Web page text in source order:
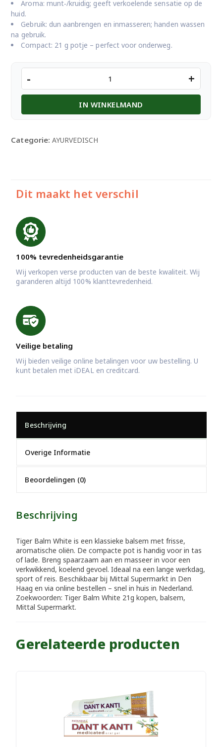
Aroma: munt‑/kruidig; geeft verkoelende sensatie op de
huid.
Gebruik: dun aanbrengen en inmasseren; handen wassen
na gebruik.
Compact: 21 g potje – perfect voor onderweg.
balm
white
aantal
- +
IN WINKELMAND
Categorie: AYURVEDISCH
Dit maakt het verschil
100% tevredenheidsgarantie
Wij verkopen verse producten van de beste kwaliteit. Wij
garanderen altijd 100% klanttevredenheid.
Veilige betaling
Wij bieden veilige online betalingen voor uw bestelling. U
kunt betalen met iDEAL en creditcard.
Beschrijving
Overige Informatie
Beoordelingen (0)
Beschrijving
Tiger Balm White is een klassieke balsem met frisse,
aromatische oliën. De compacte pot is handig voor in tas
of lade. Breng spaarzaam aan en masseer in voor een
verkwikkend, koelend gevoel. Ideaal na een lange werkdag,
sport of reis. Beschikbaar bij Mittal Supermarkt in Den
Haag en via online bestellen – snel in huis in Nederland.
Zoekwoorden: Tiger Balm White 21g kopen, balsem,
Mittal Supermarkt.
Gerelateerde producten